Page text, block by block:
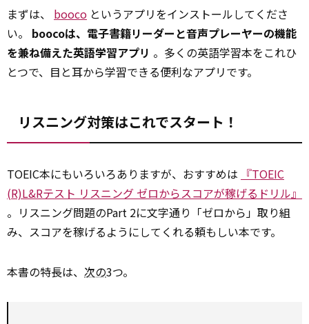
まずは、 booco というアプリをインストールしてくださ
い。 boocoは、電子書籍リーダーと音声プレーヤーの機能
を兼ね備えた英語学習アプリ 。多くの英語学習本をこれひ
とつで、目と耳から学習できる便利なアプリです。
リスニング対策はこれでスタート！
TOEIC本にもいろいろありますが、おすすめは 『TOEIC
(R)L&Rテスト リスニング ゼロからスコアが稼げるドリル』
。リスニング問題のPart 2に文字通り「ゼロから」取り組
み、スコアを稼げるようにしてくれる頼もしい本です。
本書の特長は、 次の3つ。